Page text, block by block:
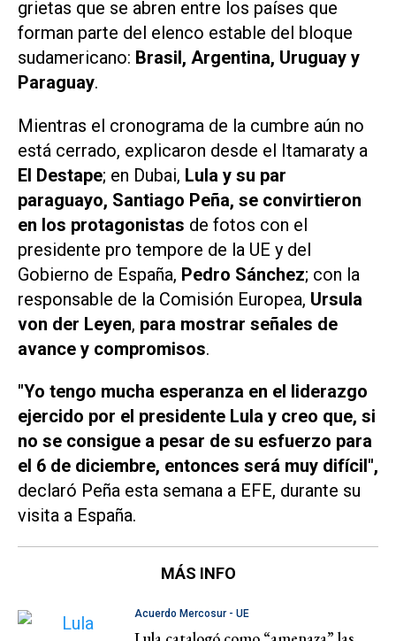
grietas que se abren entre los países que
forman parte del elenco estable del bloque
sudamericano: Brasil, Argentina, Uruguay y
Paraguay.
Mientras el cronograma de la cumbre aún no
está cerrado, explicaron desde el Itamaraty a
El Destape; en Dubai, Lula y su par
paraguayo, Santiago Peña, se convirtieron
en los protagonistas de fotos con el
presidente pro tempore de la UE y del
Gobierno de España, Pedro Sánchez; con la
responsable de la Comisión Europea, Ursula
von der Leyen, para mostrar señales de
avance y compromisos.
"Yo tengo mucha esperanza en el liderazgo
ejercido por el presidente Lula y creo que, si
no se consigue a pesar de su esfuerzo para
el 6 de diciembre, entonces será muy difícil",
declaró Peña esta semana a EFE, durante su
visita a España.
MÁS INFO
Acuerdo Mercosur - UE